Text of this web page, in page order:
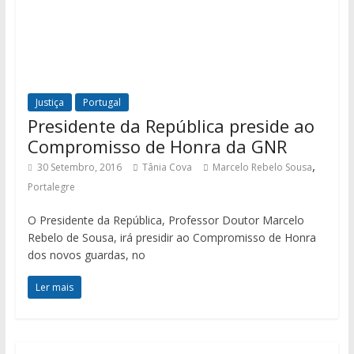
Justiça Portugal
Presidente da República preside ao
Compromisso de Honra da GNR
30 Setembro, 2016 Tânia Cova Marcelo Rebelo Sousa,
Portalegre
O Presidente da República, Professor Doutor Marcelo
Rebelo de Sousa, irá presidir ao Compromisso de Honra
dos novos guardas, no
Ler mais